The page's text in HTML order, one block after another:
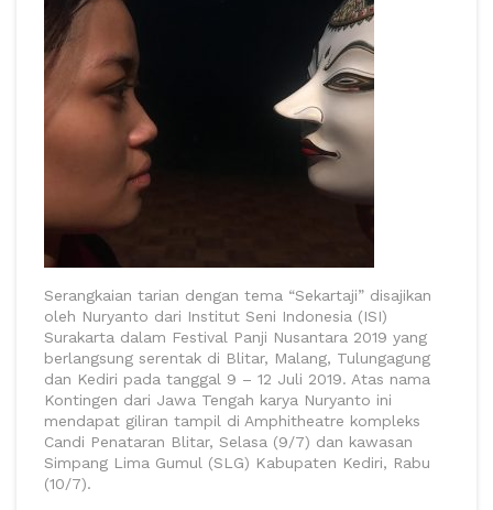
Serangkaian tarian dengan tema “Sekartaji” disajikan
oleh Nuryanto dari Institut Seni Indonesia (ISI)
Surakarta dalam Festival Panji Nusantara 2019 yang
berlangsung serentak di Blitar, Malang, Tulungagung
dan Kediri pada tanggal 9 – 12 Juli 2019. Atas nama
Kontingen dari Jawa Tengah karya Nuryanto ini
mendapat giliran tampil di Amphitheatre kompleks
Candi Penataran Blitar, Selasa (9/7) dan kawasan
Simpang Lima Gumul (SLG) Kabupaten Kediri, Rabu
(10/7).